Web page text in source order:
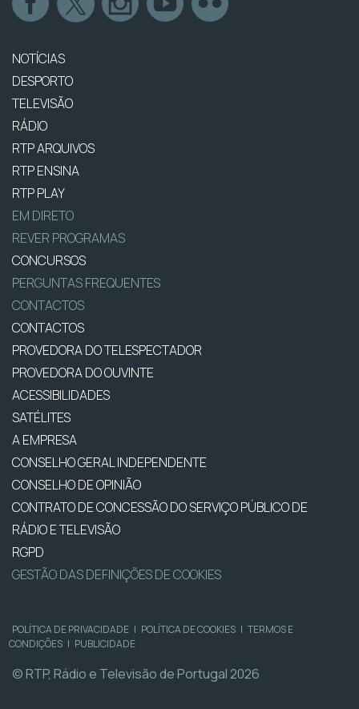
NOTÍCIAS
DESPORTO
TELEVISÃO
RÁDIO
RTP ARQUIVOS
RTP ENSINA
RTP PLAY
EM DIRETO
REVER PROGRAMAS
CONCURSOS
PERGUNTAS FREQUENTES
CONTACTOS
CONTACTOS
PROVEDORA DO TELESPECTADOR
PROVEDORA DO OUVINTE
ACESSIBILIDADES
SATÉLITES
A EMPRESA
CONSELHO GERAL INDEPENDENTE
CONSELHO DE OPINIÃO
CONTRATO DE CONCESSÃO DO SERVIÇO PÚBLICO DE
RÁDIO E TELEVISÃO
RGPD
GESTÃO DAS DEFINIÇÕES DE COOKIES
POLÍTICA DE PRIVACIDADE | POLÍTICA DE COOKIES | TERMOS E
CONDIÇÕES | PUBLICIDADE
© RTP, Rádio e Televisão de Portugal 2026